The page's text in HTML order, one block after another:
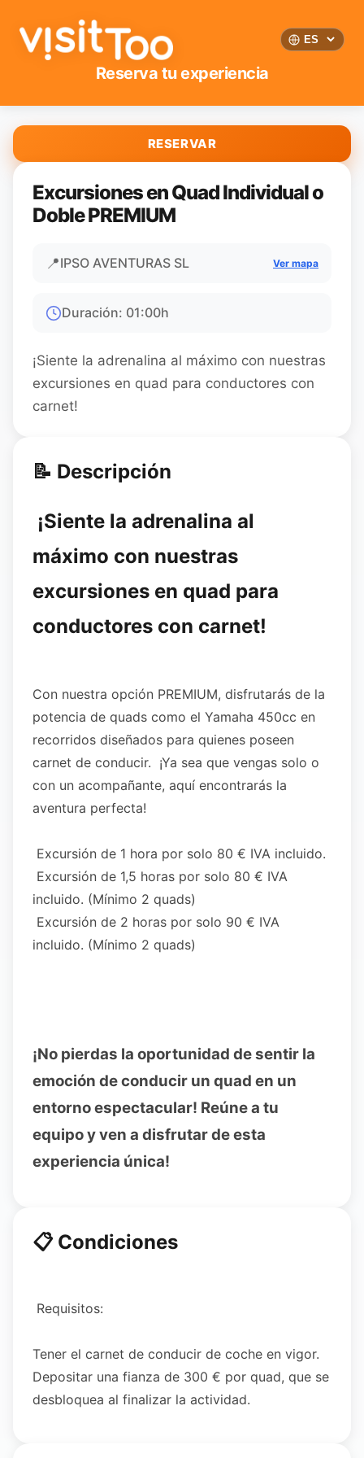
Reserva tu experiencia
RESERVAR
Excursiones en Quad Individual o
Doble PREMIUM
📍IPSO AVENTURAS SL Ver mapa
Duración: 01:00h
¡Siente la adrenalina al máximo con nuestras
excursiones en quad para conductores con
carnet!
📝 Descripción
¡Siente la adrenalina al
máximo con nuestras
excursiones en quad para
conductores con carnet!
Con nuestra opción PREMIUM, disfrutarás de la
potencia de quads como el Yamaha 450cc en
recorridos diseñados para quienes poseen
carnet de conducir. ¡Ya sea que vengas solo o
con un acompañante, aquí encontrarás la
aventura perfecta!
Excursión de 1 hora por solo 80 € IVA incluido.
Excursión de 1,5 horas por solo 80 € IVA
incluido. (Mínimo 2 quads)
Excursión de 2 horas por solo 90 € IVA
incluido. (Mínimo 2 quads)
¡No pierdas la oportunidad de sentir la
emoción de conducir un quad en un
entorno espectacular! Reúne a tu
equipo y ven a disfrutar de esta
experiencia única!
📋 Condiciones
Requisitos:
Tener el carnet de conducir de coche en vigor.
Depositar una fianza de 300 € por quad, que se
desbloquea al finalizar la actividad.